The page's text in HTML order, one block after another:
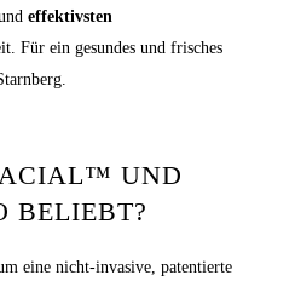
effektivsten
Für ein gesundes und frisches
UND
BELIEBT?
eine nicht-invasive, patentierte